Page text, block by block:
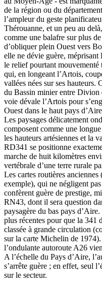
de la région ou du
l’ampleur du geste
Thérouanne, et un peu au
comme une balafre sur plus
d’obliquer plein Ouest vers
elle ne dévie guère, méprisant
le relief pourtant mouvementé
qui, en longeant l’Artois,
vallées nées sur ses hauteurs.
du Bassin minier entre Divion
voie dévale l’Artois pour
Ouest dans le haut pays
Les paysages délicatement
composent comme une
les hauteurs artésiennes et la
RD341 se positionne
marche de huit kilomètres
vertébrale d’une terre rurale
Les cartes routières anciennes
exemple), qui ne négligent
confèrent guère de prestige,
RN43, dont il sera question
paysagère du bas pays
plus récentes pour que la 341
classée à grande circulation
sur la carte Michelin de
l’ondulante autoroute A26
A l’échelle du Pays d’Aire,
s’arrête guère ; en effet, seul
sur le secteur.